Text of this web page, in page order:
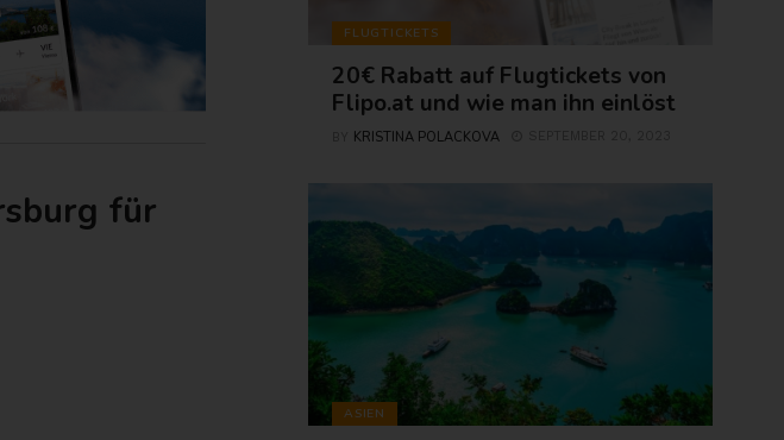
für
FLUGTICKETS
20€ Rabatt auf Flugtickets von
Flipo.at und wie man ihn einlöst
KRISTINA POLACKOVA
ASIEN